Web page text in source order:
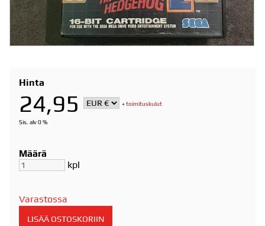
Hinta
24,95 +toimituskulut
Sis. alv 0 %
Määrä
kpl
Varastossa